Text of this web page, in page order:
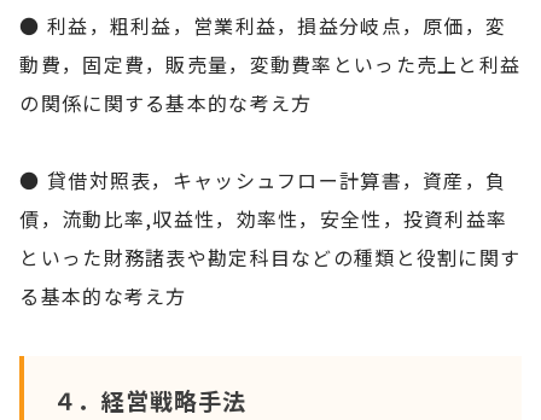
● 利益，粗利益，営業利益，損益分岐点，原価，変
動費，固定費，販売量，変動費率といった売上と利益
の関係に関する基本的な考え方
● 貸借対照表，キャッシュフロー計算書，資産，負
債，流動比率,収益性，効率性，安全性，投資利益率
といった財務諸表や勘定科目などの種類と役割に関す
る基本的な考え方
４．経営戦略手法